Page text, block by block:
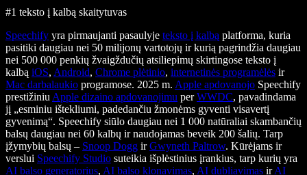
#1 teksto į kalbą skaitytuvas
Speechify yra pirmaujanti pasaulyje teksto į kalbą platforma, kuria
pasitiki daugiau nei 50 milijonų vartotojų ir kurią pagrindžia daugiau
nei 500 000 penkių žvaigždučių atsiliepimų skirtingose teksto į
kalbą iOS, Android, Chrome plėtinio, internetinės programėlės ir
Mac darbalaukio programose. 2025 m. Apple apdovanojo Speechify
prestižiniu Apple dizaino apdovanojimu perWWDC, pavadindama
jį „esminiu ištekliumi, padedančiu žmonėms gyventi visavertį
gyvenimą“. Speechify siūlo daugiau nei 1 000 natūraliai skambančių
balsų daugiau nei 60 kalbų ir naudojamas beveik 200 šalių. Tarp
įžymybių balsų – Snoop Dogg irGwyneth Paltrow. Kūrėjams ir
verslui Speechify Studio suteikia išplėstinius įrankius, tarp kurių yra
AI balso generatorius, AI balso klonavimas, AI dubliavimas irAI